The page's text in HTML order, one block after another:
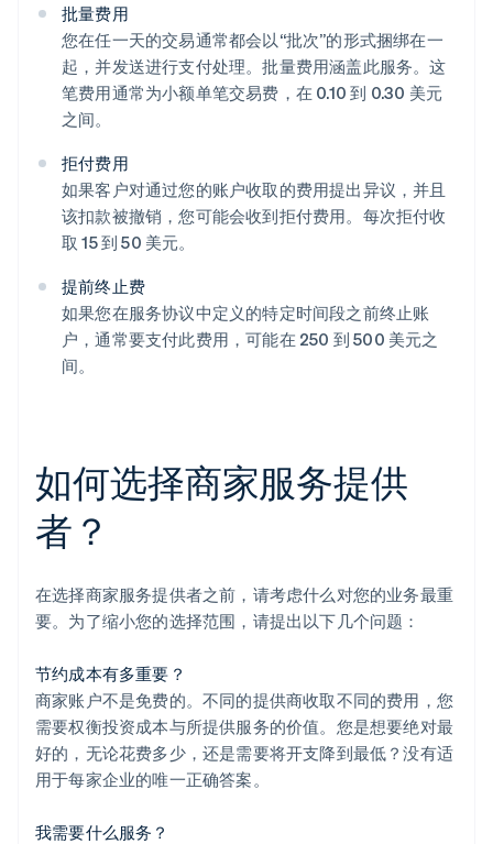
批量费用
您在任一天的交易通常都会以“批次”的形式捆绑在一
起，并发送进行支付处理。批量费用涵盖此服务。这
笔费用通常为小额单笔交易费，在 0.10 到 0.30 美元
之间。
拒付费用
如果客户对通过您的账户收取的费用提出异议，并且
该扣款被撤销，您可能会收到拒付费用。每次拒付收
取 15 到 50 美元。
提前终止费
如果您在服务协议中定义的特定时间段之前终止账
户，通常要支付此费用，可能在 250 到 500 美元之
间。
如何选择商家服务提供
者？
在选择商家服务提供者之前，请考虑什么对您的业务最重
要。为了缩小您的选择范围，请提出以下几个问题：
节约成本有多重要？
商家账户不是免费的。不同的提供商收取不同的费用，您
需要权衡投资成本与所提供服务的价值。您是想要绝对最
好的，无论花费多少，还是需要将开支降到最低？没有适
用于每家企业的唯一正确答案。
我需要什么服务？